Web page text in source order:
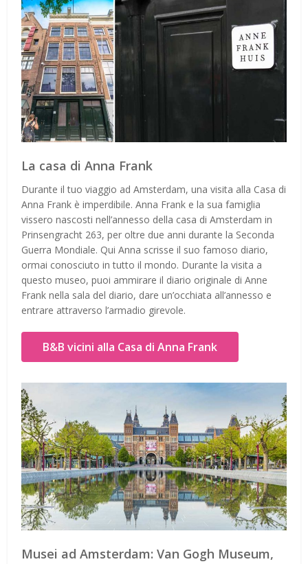
La casa di Anna Frank
Durante il tuo viaggio ad Amsterdam, una visita alla Casa di
Anna Frank è imperdibile. Anna Frank e la sua famiglia
vissero nascosti nell’annesso della casa di Amsterdam in
Prinsengracht 263, per oltre due anni durante la Seconda
Guerra Mondiale. Qui Anna scrisse il suo famoso diario,
ormai conosciuto in tutto il mondo. Durante la visita a
questo museo, puoi ammirare il diario originale di Anne
Frank nella sala del diario, dare un’occhiata all’annesso e
entrare attraverso l’armadio girevole.
B&B vicini alla Casa di Anna Frank
Musei ad Amsterdam: Van Gogh Museum,